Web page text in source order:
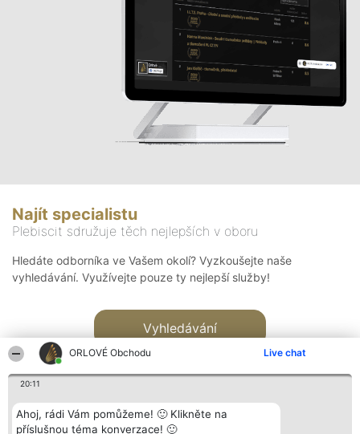
ORLOVÉ Obchodu Live chat
20:11
Ahoj, rádi Vám pomůžeme! 🙂 Klikněte na
příslušnou téma konverzace! 🙂
Najít specialistu
Plebiscit sdružuje těch nejlepších v oboru
Hledáte odborníka ve Vašem okolí? Vyzkoušejte naše
vyhledávání. Využívejte pouze ty nejlepší služby!
Vyhledávání